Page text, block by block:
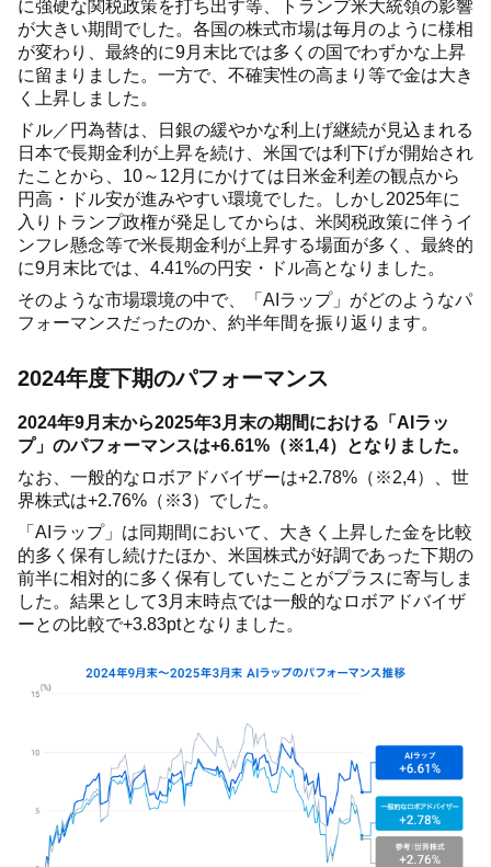
に強硬な関税政策を打ち出す等、トランプ米大統領の影響
が大きい期間でした。各国の株式市場は毎月のように様相
が変わり、最終的に9月末比では多くの国でわずかな上昇
に留まりました。一方で、不確実性の高まり等で金は大き
く上昇しました。
ドル／円為替は、日銀の緩やかな利上げ継続が見込まれる
日本で長期金利が上昇を続け、米国では利下げが開始され
たことから、10～12月にかけては日米金利差の観点から
円高・ドル安が進みやすい環境でした。しかし2025年に
入りトランプ政権が発足してからは、米関税政策に伴うイ
ンフレ懸念等で米長期金利が上昇する場面が多く、最終的
に9月末比では、4.41%の円安・ドル高となりました。
そのような市場環境の中で、「AIラップ」がどのようなパ
フォーマンスだったのか、約半年間を振り返ります。
2024年度下期のパフォーマンス
2024年9月末から2025年3月末の期間における「AIラッ
プ」のパフォーマンスは+6.61%（※1,4）となりました。
なお、一般的なロボアドバイザーは+2.78%（※2,4）、世
界株式は+2.76%（※3）でした。
「AIラップ」は同期間において、大きく上昇した金を比較
的多く保有し続けたほか、米国株式が好調であった下期の
前半に相対的に多く保有していたことがプラスに寄与しま
した。結果として3月末時点では一般的なロボアドバイザ
ーとの比較で+3.83ptとなりました。